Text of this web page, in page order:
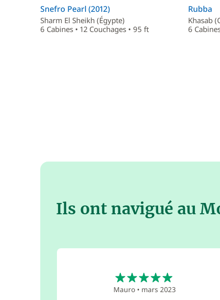
Snefro Pearl (2012)
Sharm El Sheikh (Égypte)
6 Cabines • 12 Couchages • 95 ft
Rubba
Khasab
6
Ils ont navigué au
Mauro • mars 2023